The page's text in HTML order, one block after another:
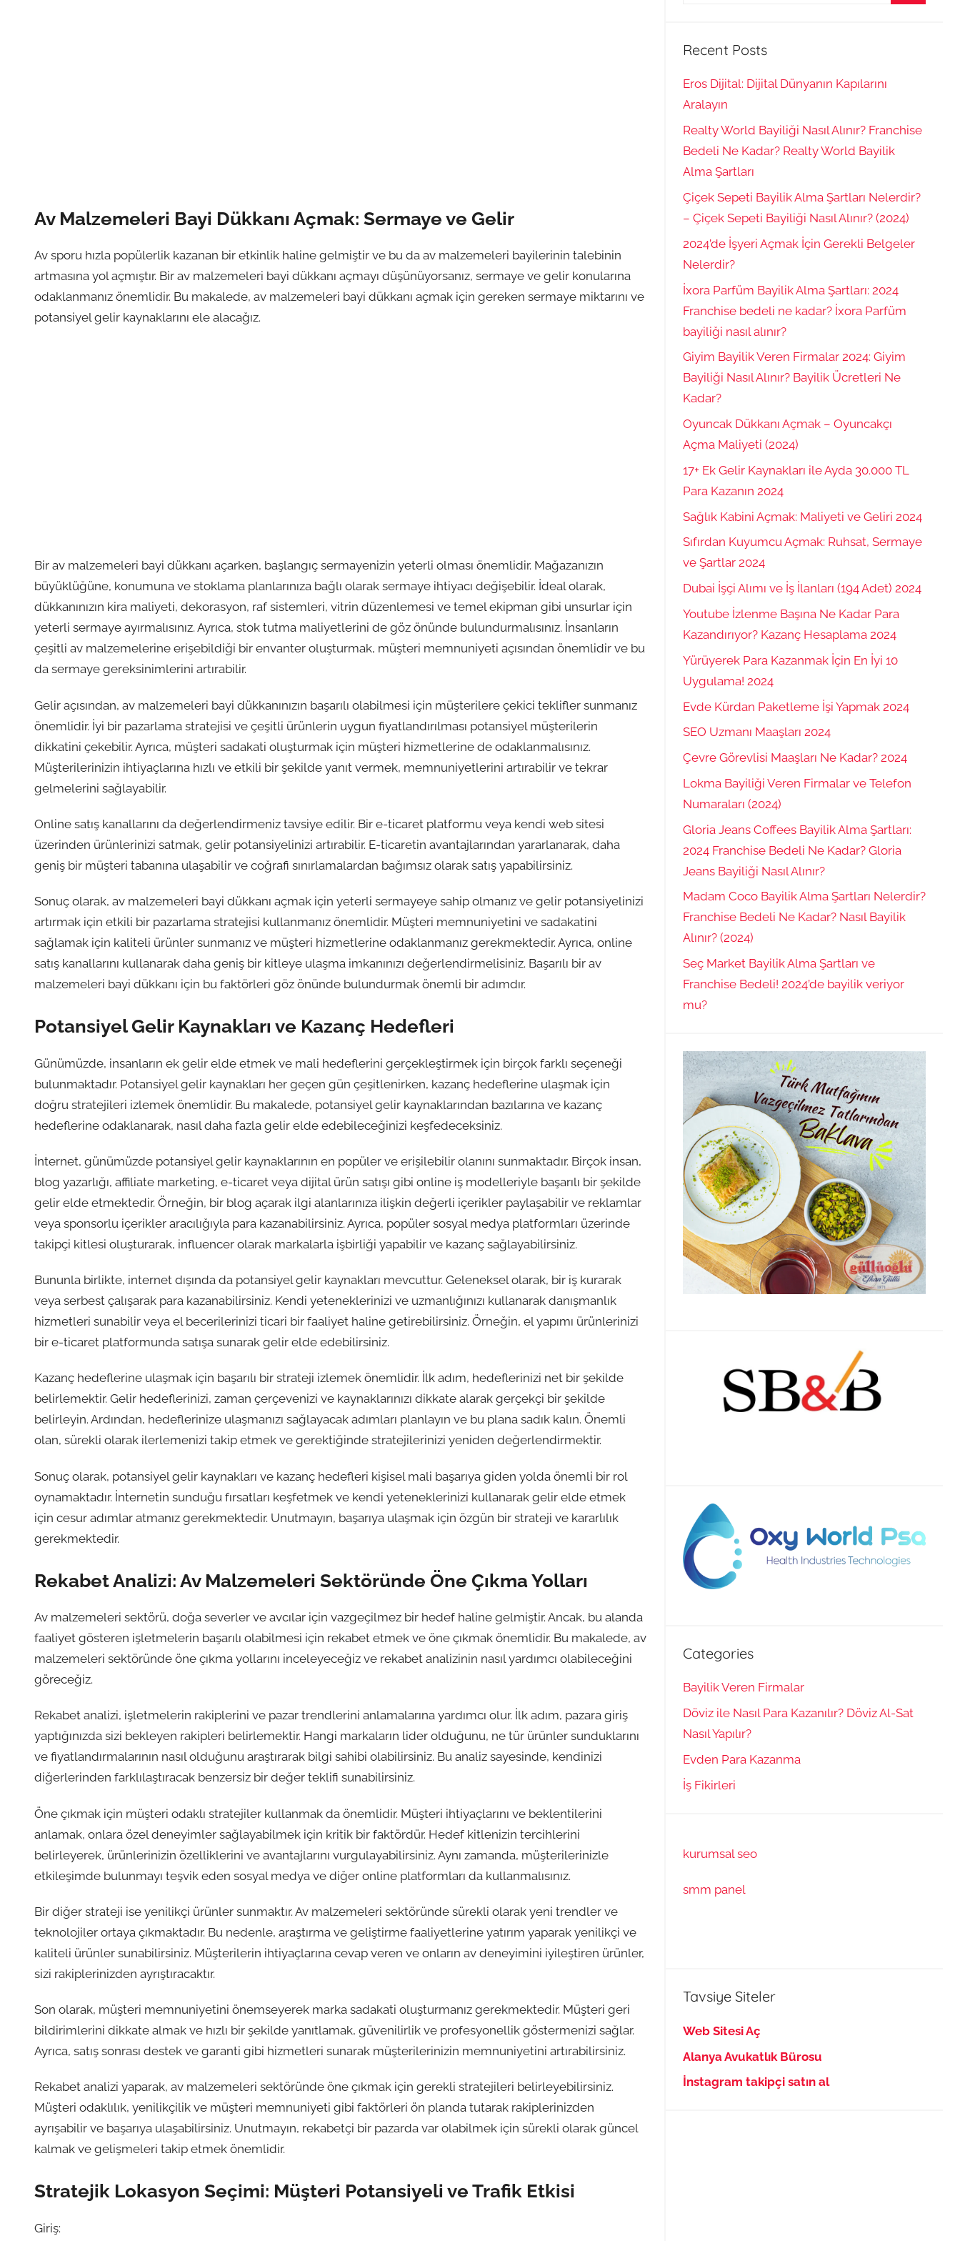
Av Malzemeleri Bayi Dükkanı Açmak: Sermaye ve Gelir
Av sporu hızla popülerlik kazanan bir etkinlik haline gelmiştir ve bu da av malzemeleri bayilerinin talebinin
artmasına yol açmıştır. Bir av malzemeleri bayi dükkanı açmayı düşünüyorsanız, sermaye ve gelir konularına
odaklanmanız önemlidir. Bu makalede, av malzemeleri bayi dükkanı açmak için gereken sermaye miktarını ve
potansiyel gelir kaynaklarını ele alacağız.
Bir av malzemeleri bayi dükkanı açarken, başlangıç sermayenizin yeterli olması önemlidir. Mağazanızın
büyüklüğüne, konumuna ve stoklama planlarınıza bağlı olarak sermaye ihtiyacı değişebilir. İdeal olarak,
dükkanınızın kira maliyeti, dekorasyon, raf sistemleri, vitrin düzenlemesi ve temel ekipman gibi unsurlar için
yeterli sermaye ayırmalısınız. Ayrıca, stok tutma maliyetlerini de göz önünde bulundurmalısınız. İnsanların
çeşitli av malzemelerine erişebildiği bir envanter oluşturmak, müşteri memnuniyeti açısından önemlidir ve bu
da sermaye gereksinimlerini artırabilir.
Gelir açısından, av malzemeleri bayi dükkanınızın başarılı olabilmesi için müşterilere çekici teklifler sunmanız
önemlidir. İyi bir pazarlama stratejisi ve çeşitli ürünlerin uygun fiyatlandırılması potansiyel müşterilerin
dikkatini çekebilir. Ayrıca, müşteri sadakati oluşturmak için müşteri hizmetlerine de odaklanmalısınız.
Müşterilerinizin ihtiyaçlarına hızlı ve etkili bir şekilde yanıt vermek, memnuniyetlerini artırabilir ve tekrar
gelmelerini sağlayabilir.
Online satış kanallarını da değerlendirmeniz tavsiye edilir. Bir e-ticaret platformu veya kendi web sitesi
üzerinden ürünlerinizi satmak, gelir potansiyelinizi artırabilir. E-ticaretin avantajlarından yararlanarak, daha
geniş bir müşteri tabanına ulaşabilir ve coğrafi sınırlamalardan bağımsız olarak satış yapabilirsiniz.
Sonuç olarak, av malzemeleri bayi dükkanı açmak için yeterli sermayeye sahip olmanız ve gelir potansiyelinizi
artırmak için etkili bir pazarlama stratejisi kullanmanız önemlidir. Müşteri memnuniyetini ve sadakatini
sağlamak için kaliteli ürünler sunmanız ve müşteri hizmetlerine odaklanmanız gerekmektedir. Ayrıca, online
satış kanallarını kullanarak daha geniş bir kitleye ulaşma imkanınızı değerlendirmelisiniz. Başarılı bir av
malzemeleri bayi dükkanı için bu faktörleri göz önünde bulundurmak önemli bir adımdır.
Potansiyel Gelir Kaynakları ve Kazanç Hedefleri
Günümüzde, insanların ek gelir elde etmek ve mali hedeflerini gerçekleştirmek için birçok farklı seçeneği
bulunmaktadır. Potansiyel gelir kaynakları her geçen gün çeşitlenirken, kazanç hedeflerine ulaşmak için
doğru stratejileri izlemek önemlidir. Bu makalede, potansiyel gelir kaynaklarından bazılarına ve kazanç
hedeflerine odaklanarak, nasıl daha fazla gelir elde edebileceğinizi keşfedeceksiniz.
İnternet, günümüzde potansiyel gelir kaynaklarının en popüler ve erişilebilir olanını sunmaktadır. Birçok insan,
blog yazarlığı, affiliate marketing, e-ticaret veya dijital ürün satışı gibi online iş modelleriyle başarılı bir şekilde
gelir elde etmektedir. Örneğin, bir blog açarak ilgi alanlarınıza ilişkin değerli içerikler paylaşabilir ve reklamlar
veya sponsorlu içerikler aracılığıyla para kazanabilirsiniz. Ayrıca, popüler sosyal medya platformları üzerinde
takipçi kitlesi oluşturarak, influencer olarak markalarla işbirliği yapabilir ve kazanç sağlayabilirsiniz.
Bununla birlikte, internet dışında da potansiyel gelir kaynakları mevcuttur. Geleneksel olarak, bir iş kurarak
veya serbest çalışarak para kazanabilirsiniz. Kendi yeteneklerinizi ve uzmanlığınızı kullanarak danışmanlık
hizmetleri sunabilir veya el becerilerinizi ticari bir faaliyet haline getirebilirsiniz. Örneğin, el yapımı ürünlerinizi
bir e-ticaret platformunda satışa sunarak gelir elde edebilirsiniz.
Kazanç hedeflerine ulaşmak için başarılı bir strateji izlemek önemlidir. İlk adım, hedeflerinizi net bir şekilde
belirlemektir. Gelir hedeflerinizi, zaman çerçevenizi ve kaynaklarınızı dikkate alarak gerçekçi bir şekilde
belirleyin. Ardından, hedeflerinize ulaşmanızı sağlayacak adımları planlayın ve bu plana sadık kalın. Önemli
olan, sürekli olarak ilerlemenizi takip etmek ve gerektiğinde stratejilerinizi yeniden değerlendirmektir.
Sonuç olarak, potansiyel gelir kaynakları ve kazanç hedefleri kişisel mali başarıya giden yolda önemli bir rol
oynamaktadır. İnternetin sunduğu fırsatları keşfetmek ve kendi yeteneklerinizi kullanarak gelir elde etmek
için cesur adımlar atmanız gerekmektedir. Unutmayın, başarıya ulaşmak için özgün bir strateji ve kararlılık
gerekmektedir.
Rekabet Analizi: Av Malzemeleri Sektöründe Öne Çıkma Yolları
Av malzemeleri sektörü, doğa severler ve avcılar için vazgeçilmez bir hedef haline gelmiştir. Ancak, bu alanda
faaliyet gösteren işletmelerin başarılı olabilmesi için rekabet etmek ve öne çıkmak önemlidir. Bu makalede, av
malzemeleri sektöründe öne çıkma yollarını inceleyeceğiz ve rekabet analizinin nasıl yardımcı olabileceğini
göreceğiz.
Rekabet analizi, işletmelerin rakiplerini ve pazar trendlerini anlamalarına yardımcı olur. İlk adım, pazara giriş
yaptığınızda sizi bekleyen rakipleri belirlemektir. Hangi markaların lider olduğunu, ne tür ürünler sunduklarını
ve fiyatlandırmalarının nasıl olduğunu araştırarak bilgi sahibi olabilirsiniz. Bu analiz sayesinde, kendinizi
diğerlerinden farklılaştıracak benzersiz bir değer teklifi sunabilirsiniz.
Öne çıkmak için müşteri odaklı stratejiler kullanmak da önemlidir. Müşteri ihtiyaçlarını ve beklentilerini
anlamak, onlara özel deneyimler sağlayabilmek için kritik bir faktördür. Hedef kitlenizin tercihlerini
belirleyerek, ürünlerinizin özelliklerini ve avantajlarını vurgulayabilirsiniz. Aynı zamanda, müşterilerinizle
etkileşimde bulunmayı teşvik eden sosyal medya ve diğer online platformları da kullanmalısınız.
Bir diğer strateji ise yenilikçi ürünler sunmaktır. Av malzemeleri sektöründe sürekli olarak yeni trendler ve
teknolojiler ortaya çıkmaktadır. Bu nedenle, araştırma ve geliştirme faaliyetlerine yatırım yaparak yenilikçi ve
kaliteli ürünler sunabilirsiniz. Müşterilerin ihtiyaçlarına cevap veren ve onların av deneyimini iyileştiren ürünler,
sizi rakiplerinizden ayrıştıracaktır.
Son olarak, müşteri memnuniyetini önemseyerek marka sadakati oluşturmanız gerekmektedir. Müşteri geri
bildirimlerini dikkate almak ve hızlı bir şekilde yanıtlamak, güvenilirlik ve profesyonellik göstermenizi sağlar.
Ayrıca, satış sonrası destek ve garanti gibi hizmetleri sunarak müşterilerinizin memnuniyetini artırabilirsiniz.
Rekabet analizi yaparak, av malzemeleri sektöründe öne çıkmak için gerekli stratejileri belirleyebilirsiniz.
Müşteri odaklılık, yenilikçilik ve müşteri memnuniyeti gibi faktörleri ön planda tutarak rakiplerinizden
ayrışabilir ve başarıya ulaşabilirsiniz. Unutmayın, rekabetçi bir pazarda var olabilmek için sürekli olarak güncel
kalmak ve gelişmeleri takip etmek önemlidir.
Stratejik Lokasyon Seçimi: Müşteri Potansiyeli ve Trafik Etkisi
Giriş:
Recent Posts
Eros Dijital: Dijital Dünyanın Kapılarını
Aralayın
Realty World Bayiliği Nasıl Alınır? Franchise
Bedeli Ne Kadar? Realty World Bayilik
Alma Şartları
Çiçek Sepeti Bayilik Alma Şartları Nelerdir?
– Çiçek Sepeti Bayiliği Nasıl Alınır? (2024)
2024’de İşyeri Açmak İçin Gerekli Belgeler
Nelerdir?
İxora Parfüm Bayilik Alma Şartları: 2024
Franchise bedeli ne kadar? İxora Parfüm
bayiliği nasıl alınır?
Giyim Bayilik Veren Firmalar 2024: Giyim
Bayiliği Nasıl Alınır? Bayilik Ücretleri Ne
Kadar?
Oyuncak Dükkanı Açmak – Oyuncakçı
Açma Maliyeti (2024)
17+ Ek Gelir Kaynakları ile Ayda 30.000 TL
Para Kazanın 2024
Sağlık Kabini Açmak: Maliyeti ve Geliri 2024
Sıfırdan Kuyumcu Açmak: Ruhsat, Sermaye
ve Şartlar 2024
Dubai İşçi Alımı ve İş İlanları (194 Adet) 2024
Youtube İzlenme Başına Ne Kadar Para
Kazandırıyor? Kazanç Hesaplama 2024
Yürüyerek Para Kazanmak İçin En İyi 10
Uygulama! 2024
Evde Kürdan Paketleme İşi Yapmak 2024
SEO Uzmanı Maaşları 2024
Çevre Görevlisi Maaşları Ne Kadar? 2024
Lokma Bayiliği Veren Firmalar ve Telefon
Numaraları (2024)
Gloria Jeans Coffees Bayilik Alma Şartları:
2024 Franchise Bedeli Ne Kadar? Gloria
Jeans Bayiliği Nasıl Alınır?
Madam Coco Bayilik Alma Şartları Nelerdir?
Franchise Bedeli Ne Kadar? Nasıl Bayilik
Alınır? (2024)
Seç Market Bayilik Alma Şartları ve
Franchise Bedeli! 2024’de bayilik veriyor
mu?
Categories
Bayilik Veren Firmalar
Döviz ile Nasıl Para Kazanılır? Döviz Al-Sat
Nasıl Yapılır?
Evden Para Kazanma
İş Fikirleri
kurumsal seo
smm panel
Tavsiye Siteler
Web Sitesi Aç
Alanya Avukatlık Bürosu
İnstagram takipçi satın al